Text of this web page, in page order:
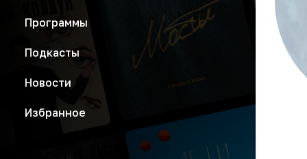
Программы
Подкасты
Новости
Избранное